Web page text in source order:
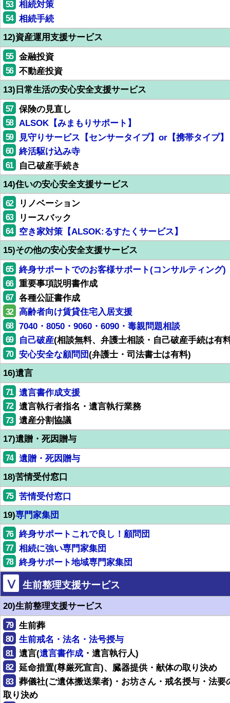
53 相続対策
54
相続手続
12)資産運用支援サービス
55 金融投資
56
不動産投資
13)日常生活の安心安全支援サービス
57 保険の見直し
58 ALSOK【みまもりサポート】
59 見守りサービス【センサータイプ】or【携帯タイプ】
60 終活駆け込み寺
61
自己破産手続き
14)住いの安心安全支援サービス
62 リノベーション
63 リースバック
64
空き家対策【ALSOK:るすたくサービス】
15)その他の安心安全支援サービス
65 終身サポートでのお客様サポート(コンサルティング)
66 重要事項説明書作成
67 各種公証書作成
32 高齢者向け賃貸住宅入居支援
68 7040・8050・9060・6090・毒親問題相談
69 自己破産(相談無料、弁護士相談・自己破産手続は有
70 安心安全な顧問団(弁護士・司法書士は有料)
16)遺言
71 遺言書作成支援
72 遺言執行者指名・遺言執行業務
73
遺産分割協議
17)遺贈・死因贈与
74
遺贈・死因贈与
18)苦情受付窓口
75
苦情受付窓口
19)専門家集団
76 終身サポートこれで良し！顧問団
77 相続に強い専門家集団
78 終身サポート地域専門家集団
Ⅴ 生前整理支援サービス
20)生前整理支援サービス
79 生前葬
80 生前戒名・法名・法号授与
81 遺言(遺言書作成 ・遺言執行人)
82 延命措置(尊厳死宣言)、臓器提供・献体の取り決め
83
葬儀社(ご遺体搬送業者)・お坊さん・戒名授与・法要
取り決め